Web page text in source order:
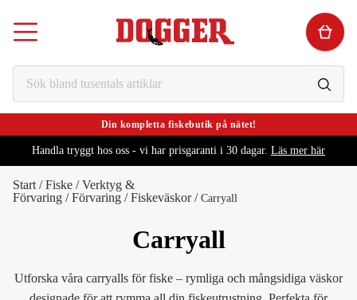
Din kompletta fiskebutik på nätet!
Handla tryggt hos oss - vi har prisgaranti i 30 dagar. Läs mer här
Start /Fiske /Verktyg &
Förvaring /Förvaring /Fiskeväskor/ Carryall
Carryall
Utforska våra carryalls för fiske – rymliga och mångsidiga väskor